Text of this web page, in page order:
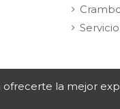
ofrecerte la mejor